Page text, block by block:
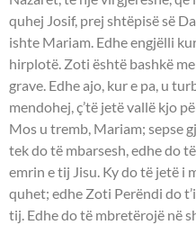
quhej Josif, prej shtëpisë së
ishte Mariam. Edhe engjëlli
hirplotë. Zoti është bashkë
grave. Edhe ajo, kur e pa, u
mendohej, ç’të jetë vallë kjo
Mos u tremb, Mariam; sepse
tek do të mbarsesh, edhe do
emrin e tij Jisu. Ky do të jetë i
quhet; edhe Zoti Perëndi do
tij. Edhe do të mbretërojë në